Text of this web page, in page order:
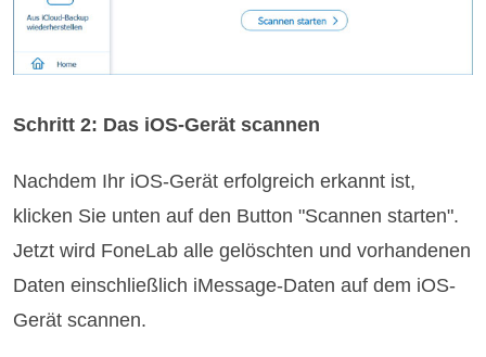
Schritt 2: Das iOS-Gerät scannen
Nachdem Ihr iOS-Gerät erfolgreich erkannt ist,
klicken Sie unten auf den Button "Scannen starten".
Jetzt wird FoneLab alle gelöschten und vorhandenen
Daten einschließlich iMessage-Daten auf dem iOS-
Gerät scannen.